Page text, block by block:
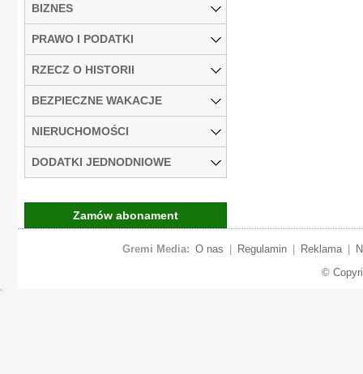
BIZNES
PRAWO I PODATKI
RZECZ O HISTORII
BEZPIECZNE WAKACJE
NIERUCHOMOŚCI
DODATKI JEDNODNIOWE
Zamów abonament
Gremi Media: O nas Regulamin Reklama
©